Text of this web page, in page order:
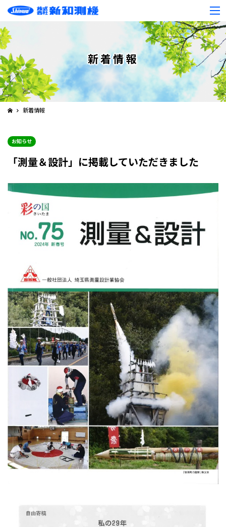
新着情報
新着情報
お知らせ
「測量＆設計」に掲載していただきました